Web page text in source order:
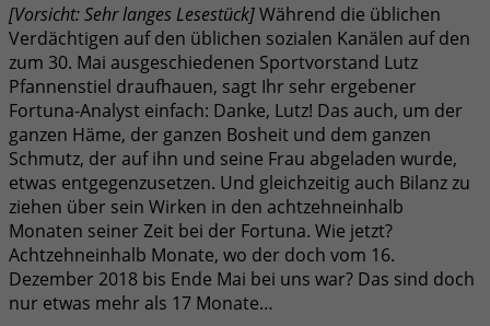
[Vorsicht: Sehr langes Lesestück]Während die üblichen
Verdächtigen auf den üblichen sozialen Kanälen auf den
zum 30. Mai ausgeschiedenen Sportvorstand Lutz
Pfannenstiel draufhauen, sagt Ihr sehr ergebener
Fortuna-Analyst einfach: Danke, Lutz! Das auch, um der
ganzen Häme, der ganzen Bosheit und dem ganzen
Schmutz, der auf ihn und seine Frau abgeladen wurde,
etwas entgegenzusetzen. Und gleichzeitig auch Bilanz zu
ziehen über sein Wirken in den achtzehneinhalb
Monaten seiner Zeit bei der Fortuna. Wie jetzt?
Achtzehneinhalb Monate, wo der doch vom 16.
Dezember 2018 bis Ende Mai bei uns war? Das sind doch
nur etwas mehr als 17 Monate…